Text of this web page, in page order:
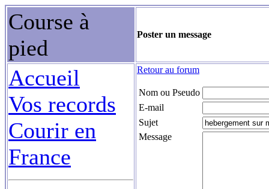
Course à
pied
Poster un message
Accueil
Vos records
Courir en
France
Retour au forum
Nom ou Pseudo
E-mail
Sujet
Message